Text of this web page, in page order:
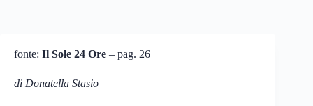
fonte: Il Sole 24 Ore – pag. 26
di Donatella Stasio